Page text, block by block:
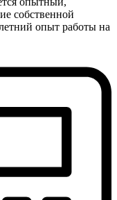
собственной
опыт работы на